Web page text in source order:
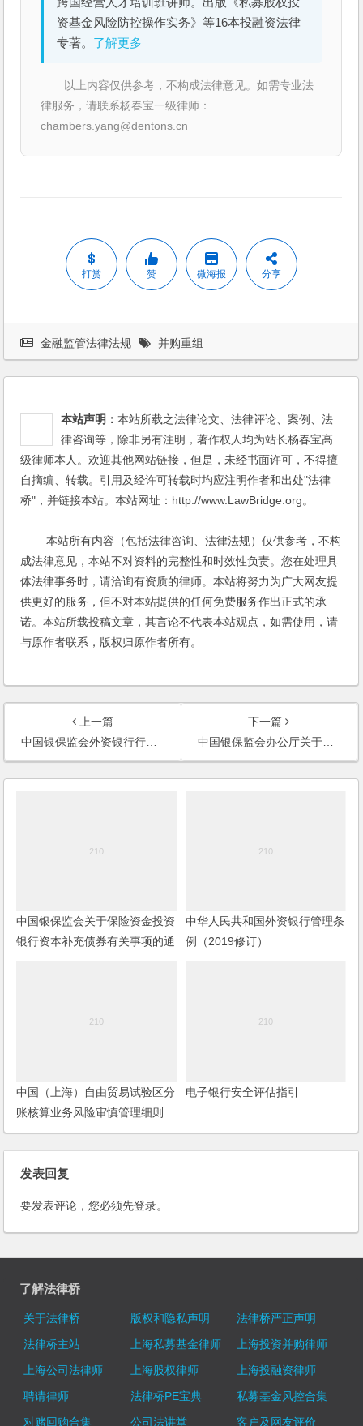
资基金风险防控操作实务》等16本投融资法律
专著。 了解更多
以上内容仅供参考，不构成法律意见。如需专业法
律服务，请联系杨春宝一级律师：
chambers.yang@dentons.cn
打赏 赞 微海报 分享
金融监管法律法规 并购重组
本站声明：本站所载之法律论文、法律评论、案例、法
律咨询等，除非另有注明，著作权人均为站长杨春宝高
级律师本人。欢迎其他网站链接，但是，未经书面许可，不得擅
自摘编、转载。引用及经许可转载时均应注明作者和出处"法律
桥"，并链接本站。本站网址：http://www.LawBridge.org。
本站所有内容（包括法律咨询、法律法规）仅供参考，不构
成法律意见，本站不对资料的完整性和时效性负责。您在处理具
体法律事务时，请洽询有资质的律师。本站将努力为广大网友提
供更好的服务，但不对本站提供的任何免费服务作出正式的承
诺。本站所载投稿文章，其言论不代表本站观点，如需使用，请
与原作者联系，版权归原作者所有。
上一篇
中国银保监会外资银行行政许可事项实施办法
下一篇
中国银保监会办公厅关于加强产业链协同复工复产金融服务的通知
中国银保监会关于保险资金投资
银行资本补充债券有关事项的通
中华人民共和国外资银行管理条
例（2019修订）
中国（上海）自由贸易试验区分
账核算业务风险审慎管理细则
（试行）
电子银行安全评估指引
发表回复
要发表评论，您必须先登录。
了解法律桥
关于法律桥 版权和隐私声明
法律桥严正声明
法律桥主站
上海私募基金律师
上海投资并购律师
上海公司法律师
上海股权律师
上海投融资律师
聘请律师
法律桥PE宝典
私募基金风控合集
对赌回购合集
公司法讲堂
客户及网友评价